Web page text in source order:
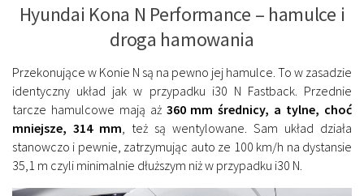
Hyundai Kona N Performance – hamulce i
droga hamowania
Przekonujące w Konie N są na pewno jej hamulce. To w zasadzie
identyczny układ jak w przypadku i30 N Fastback. Przednie
tarcze hamulcowe mają aż 360 mm średnicy, a tylne, choć
mniejsze, 314 mm , też są wentylowane. Sam układ działa
stanowczo i pewnie, zatrzymując auto ze 100 km/h na dystansie
35,1 m czyli minimalnie dłuższym niż w przypadku i30 N.